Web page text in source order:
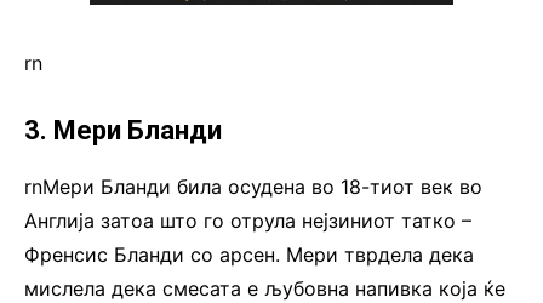
rn
3. Мери Бланди
rnМери Бланди била осудена во 18-тиот век во
Англија затоа што го отрула нејзиниот татко –
Френсис Бланди со арсен. Мери тврдела дека
мислела дека смесата е љубовна напивка која ќе